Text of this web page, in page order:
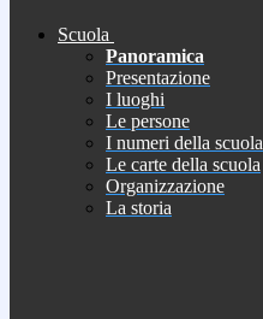
Scuola
Panoramica
Presentazione
I luoghi
Le persone
I numeri della scuola
Le carte della scuola
Organizzazione
La storia